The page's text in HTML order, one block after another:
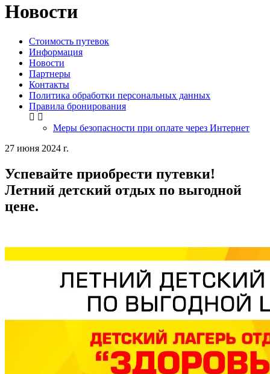
Новости
Стоимость путевок
Информация
Новости
Партнеры
Контакты
Политика обработки персональных данных
Правила бронирования
Меры безопасности при оплате через Интернет
27 июня 2024 г.
Успевайте приобрести путевки!
Летний детский отдых по выгодной
цене.